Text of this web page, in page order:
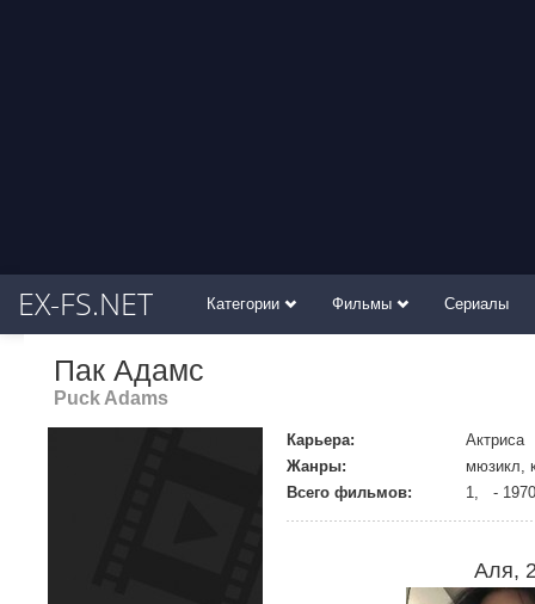
EX-FS.NET Категории Фильмы Сериалы
Пак Адамс
Puck Adams
Карьера:
Актриса
Жанры:
мюзикл,
Всего фильмов:
1, - 1970
Аля,